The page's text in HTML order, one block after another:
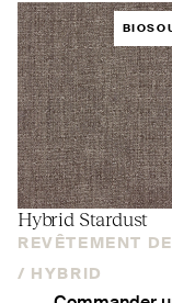
Hybrid Stardust
REVÊTEMENT
/
HYBRID